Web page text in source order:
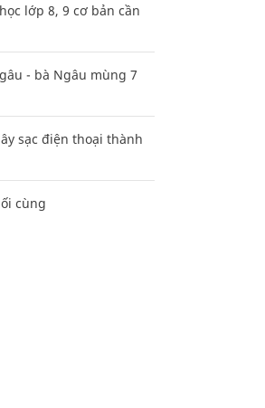
lớp 8, 9 cơ bản cần
- bà Ngâu mùng 7
sạc điện thoại thành
cùng